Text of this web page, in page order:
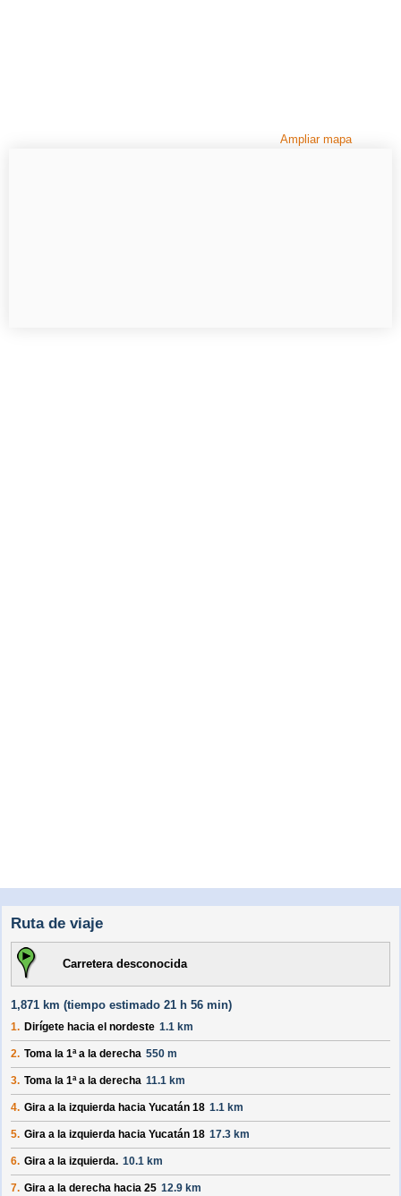
Ampliar mapa
Ruta de viaje
Carretera desconocida
1,871 km (tiempo estimado 21 h 56 min)
1. Dirígete hacia el nordeste 1.1 km
2. Toma la 1ª a la derecha 550 m
3. Toma la 1ª a la derecha 11.1 km
4. Gira a la izquierda hacia Yucatán 18 1.1 km
5. Gira a la izquierda hacia Yucatán 18 17.3 km
6. Gira a la izquierda. 10.1 km
7. Gira a la derecha hacia 25 12.9 km